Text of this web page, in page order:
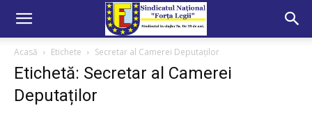
Acasă Etichete Secretar al Camerei Deputaților
Etichetă: Secretar al Camerei
Deputaților